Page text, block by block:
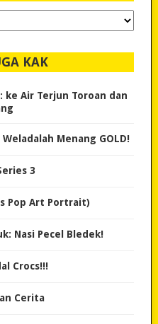
KAK
ke Air Terjun Toroan dan
Menang GOLD!
3
Pop Art Portrait)
Nasi Pecel Bledek!
Crocs!!!
Cerita